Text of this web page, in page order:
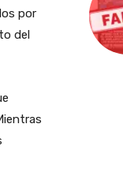
por
del